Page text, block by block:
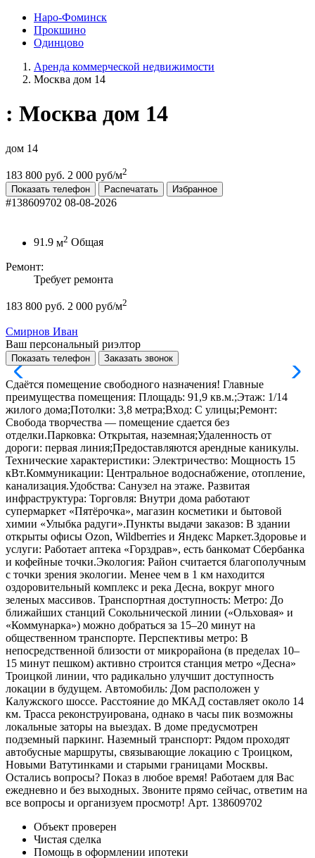
Наро-Фоминск
Прокшино
Одинцово
Аренда коммерческой недвижимости
Москва дом 14
: Москва дом 14
дом 14
183 800 руб. 2 000 руб/м2
Показать телефон
Распечатать Избранное
#138609702 08-08-2026
91.9 м2 Общая
Ремонт:
Требует ремонта
183 800 руб. 2 000 руб/м2
Смирнов Иван
Ваш персональный риэлтор
Показать телефон Заказать звонок
Сдаётся помещение свободного назначения! Главные
преимущества помещения: Площадь: 91,9 кв.м.;Этаж: 1/14
жилого дома;Потолки: 3,8 метра;Вход: С улицы;Ремонт:
Свобода творчества — помещение сдается без
отделки.Парковка: Открытая, наземная;Удаленность от
дороги: первая линия;Предоставляются арендные каникулы.
Технические характеристики: Электричество: Мощность 15
кВт.Коммуникации: Центральное водоснабжение, отопление,
канализация.Удобства: Санузел на этаже. Развитая
инфраструктура: Торговля: Внутри дома работают
супермаркет «Пятёрочка», магазин косметики и бытовой
химии «Улыбка радуги».Пункты выдачи заказов: В здании
открыты офисы Ozon, Wildberries и Яндекс Маркет.Здоровье и
услуги: Работает аптека «Горздрав», есть банкомат Сбербанка
и кофейные точки.Экология: Район считается благополучным
с точки зрения экологии. Менее чем в 1 км находится
оздоровительный комплекс и река Десна, вокруг много
зеленых массивов. Транспортная доступность: Метро: До
ближайших станций Сокольнической линии («Ольховая» и
«Коммунарка») можно добраться за 15–20 минут на
общественном транспорте. Перспективы метро: В
непосредственной близости от микрорайона (в пределах 10–
15 минут пешком) активно строится станция метро «Десна»
Троицкой линии, что радикально улучшит доступность
локации в будущем. Автомобиль: Дом расположен у
Калужского шоссе. Расстояние до МКАД составляет около 14
км. Трасса реконструирована, однако в часы пик возможны
локальные заторы на выездах. В доме предусмотрен
подземный паркинг. Наземный транспорт: Рядом проходят
автобусные маршруты, связывающие локацию с Троицком,
Новыми Ватутинками и старыми границами Москвы.
Остались вопросы? Показ в любое время! Работаем для Вас
ежедневно и без выходных. Звоните прямо сейчас, ответим на
все вопросы и организуем просмотр! Арт. 138609702
Объект проверен
Чистая сделка
Помощь в оформлении ипотеки